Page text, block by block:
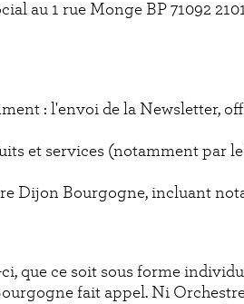
au 1 rue Monge BP 71092
: l'envoi de la Newsletter,
et services (notamment par le
Dijon Bourgogne, incluant
que ce soit sous forme
fait appel. Ni